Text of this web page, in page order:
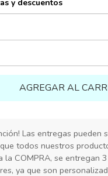
y descuentos
AGREGAR AL
Las entregas pueden
todos nuestros
la COMPRA, se entregan
ya que son